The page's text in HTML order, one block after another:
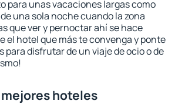
para unas vacaciones largas como
una sola noche cuando la zona
que ver y pernoctar ahí se hace
el hotel que más te convenga y ponte
para disfrutar de un viaje de ocio o de
hoteles